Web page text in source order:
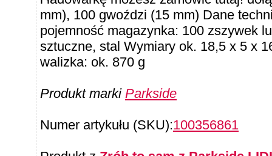
mm), 100 gwoździ (15 mm) Dane
pojemność magazynka: 100 zszywek
sztuczne, stal Wymiary ok. 18,5 x 5 x
walizka: ok. 870 g
Produkt marki Parkside
Numer artykułu (SKU):100356861